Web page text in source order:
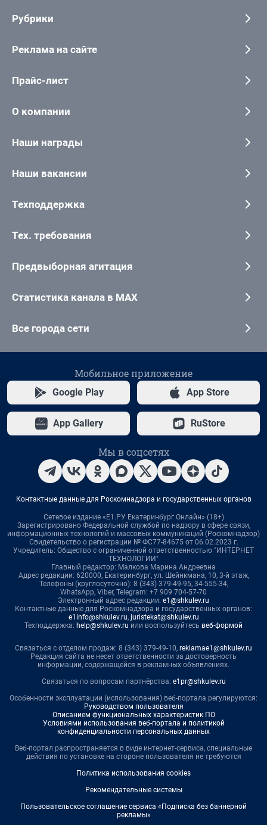
Рубрики
Реклама на сайте
Прайс-лист
О компании
Наши награды
Наши вакансии
Техподдержка
Тех. требования
Предвыборная агитация
Статистика канала в MAX
Все города сети
Мобильное приложение
Google Play App Store
App Gallery RuStore
Мы в соцсетях
Контактные данные для Роскомнадзора и государственных органов
Сетевое издание «Е1.РУ Екатеринбург Онлайн» (18+)
Зарегистрировано Федеральной службой по надзору в сфере связи,
информационных технологий и массовых коммуникаций (Роскомнадзор)
Свидетельство о регистрации № ФС77-84675 от 06.02.2023 г.
Учредитель: Общество с ограниченной ответственностью "ИНТЕРНЕТ
ТЕХНОЛОГИИ"
Главный редактор: Малкова Марина Андреевна
Адрес редакции: 620000, Екатеринбург, ул. Шейнкмана, 10, 3-й этаж,
Телефоны (круглосуточно): 8 (343) 379-49-95, 34-555-34,
WhatsApp, Viber, Telegram: +7 909 704-57-70
Электронный адрес редакции: e1@shkulev.ru
Контактные данные для Роскомнадзора и государственных органов:
e1info@shkulev.ru, juristekat@shkulev.ru
Техподдержка: help@shkulev.ru или воспользуйтесь веб-формой
Связаться с отделом продаж: 8 (343) 379-49-10, reklamae1@shkulev.ru
Редакция сайта не несет ответственности за достоверность
информации, содержащейся в рекламных объявлениях.
Связаться по вопросам партнёрства: e1pr@shkulev.ru
Особенности эксплуатации (использования) веб-портала регулируются:
Руководством пользователя
Описанием функциональных характеристик ПО
Условиями использования веб-портала и политикой
конфиденциальности персональных данных
Веб-портал распространяется в виде интернет-сервиса, специальные
действия по установке на стороне пользователя не требуются
Политика использования cookies
Рекомендательные системы
Пользовательское соглашение сервиса «Подписка без баннерной
рекламы»